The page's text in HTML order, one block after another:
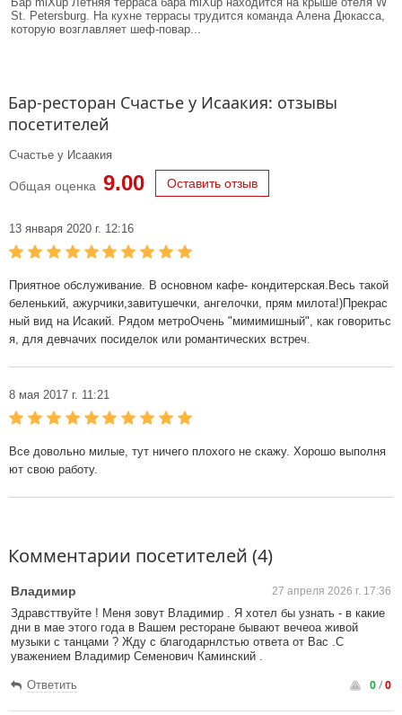
St. Petersburg. На кухне террасы трудится команда Алена Дюкасса,
которую возглавляет шеф-повар...
Бар-ресторан Счастье у Исаакия: отзывы
посетителей
Счастье у Исаакия
Общая оценка 9.00 Оставить отзыв
13 января 2020 г. 12:16
Приятное обслуживание. В основном кафе- кондитерская.Весь такой
беленький, ажурчики,завитушечки, ангелочки, прям милота!)Прекрас
ный вид на Исакий. Рядом метроОчень "мимимишный", как говоритьс
я, для девчачих посиделок или романтических встреч.
8 мая 2017 г. 11:21
Все довольно милые, тут ничего плохого не скажу. Хорошо выполня
ют свою работу.
Комментарии посетителей (4)
Владимир 27 апреля 2026 г. 17:36
Здравсттвуйте ! Меня зовут Владимир . Я хотел бы узнать - в какие
дни в мае этого года в Вашем ресторане бывают вечеоа живой
музыки с танцами ? Жду с благодарнлстью ответа от Вас .С
уважением Владимир Семенович Каминский .
Ответить 0/0